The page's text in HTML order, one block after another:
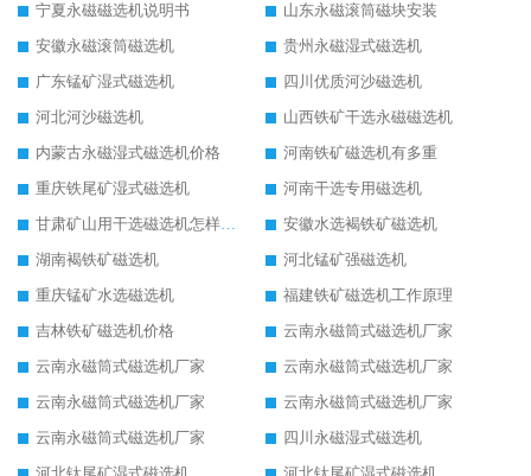
宁夏永磁磁选机说明书
山东永磁滚筒磁块安装
安徽永磁滚筒磁选机
贵州永磁湿式磁选机
广东锰矿湿式磁选机
四川优质河沙磁选机
河北河沙磁选机
山西铁矿干选永磁磁选机
内蒙古永磁湿式磁选机价格
河南铁矿磁选机有多重
重庆铁尾矿湿式磁选机
河南干选专用磁选机
甘肃矿山用干选磁选机怎样调磁
安徽水选褐铁矿磁选机
湖南褐铁矿磁选机
河北锰矿强磁选机
重庆锰矿水选磁选机
福建铁矿磁选机工作原理
吉林铁矿磁选机价格
云南永磁筒式磁选机厂家
云南永磁筒式磁选机厂家
云南永磁筒式磁选机厂家
云南永磁筒式磁选机厂家
云南永磁筒式磁选机厂家
云南永磁筒式磁选机厂家
四川永磁湿式磁选机